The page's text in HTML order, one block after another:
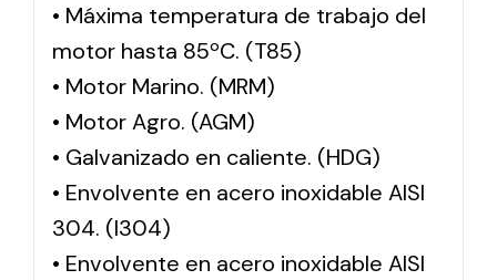
• Máxima temperatura de trabajo del
motor hasta 85ºC. (T85)
• Motor Marino. (MRM)
• Motor Agro. (AGM)
• Galvanizado en caliente. (HDG)
• Envolvente en acero inoxidable AISI
304. (I304)
• Envolvente en acero inoxidable AISI